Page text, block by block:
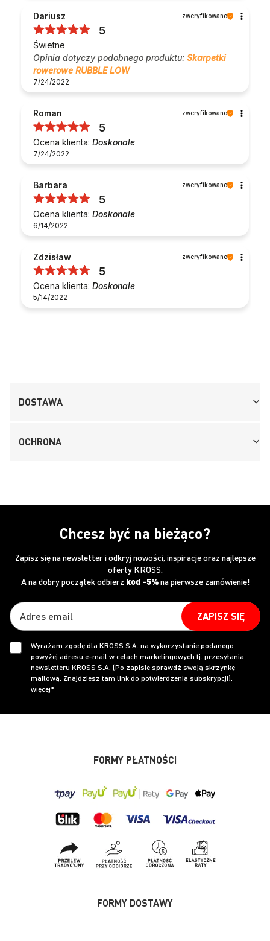
Dariusz zweryfikowano
5
Świetne
Opinia dotyczy podobnego produktu: Skarpetki
rowerowe RUBBLE LOW
7/24/2022
Roman zweryfikowano
5
Ocena klienta: Doskonale
7/24/2022
Barbara zweryfikowano
5
Ocena klienta: Doskonale
6/14/2022
Zdzisław zweryfikowano
5
Ocena klienta: Doskonale
5/14/2022
DOSTAWA
OCHRONA
Chcesz być na bieżąco?
Zapisz się na newsletter i odkryj nowości, inspiracje oraz najlepsze
oferty KROSS.
A na dobry początek odbierz kod -5%na pierwsze zamówienie!
ZAPISZ SIĘ
Wyrażam zgodę dla KROSS S.A. na wykorzystanie podanego
powyżej adresu e-mail w celach marketingowych tj. przesyłania
newsletteru KROSS S.A. (Po zapisie sprawdź swoją skrzynkę
mailową. Znajdziesz tam link do potwierdzenia subskrypcji).
więcej*
FORMY PŁATNOŚCI
FORMY DOSTAWY